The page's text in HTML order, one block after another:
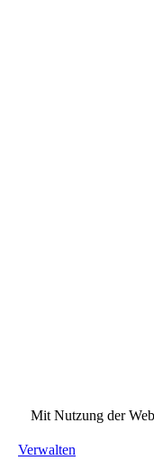
Mit Nutzung der
Verwalten